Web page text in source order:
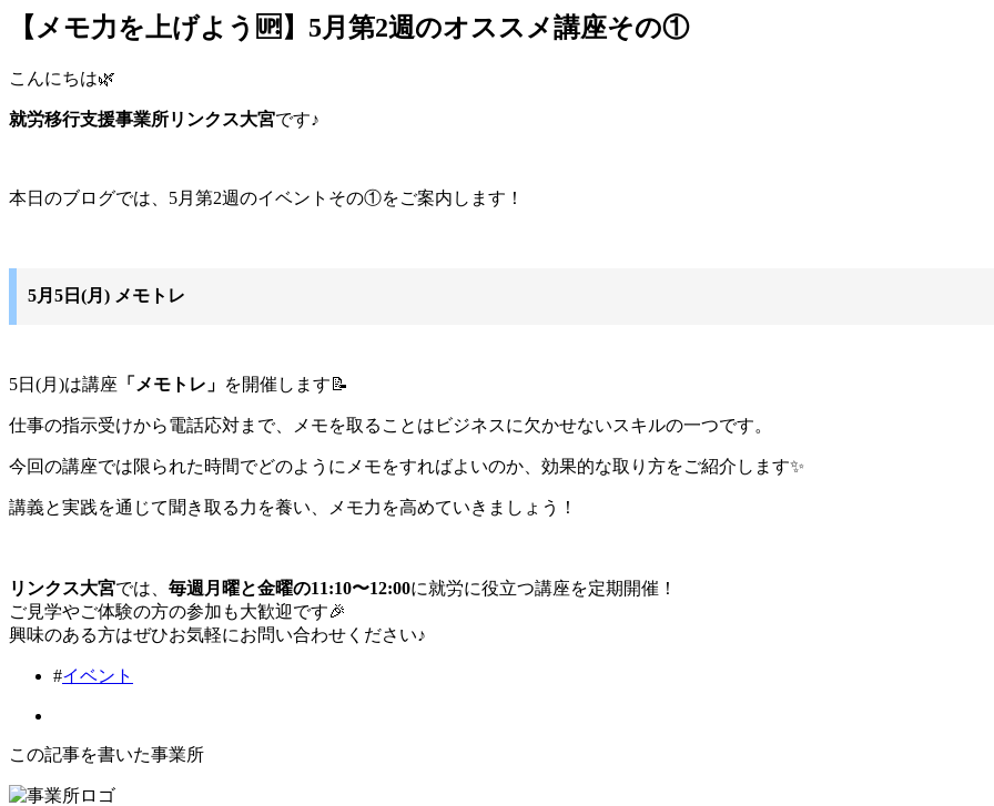
【メモ力を上げよう🆙】5月第2週のオススメ講座その①
こんにちは🌿
就労移行支援事業所リンクス大宮です♪
本日のブログでは、5月第2週のイベントその①をご案内します！
5月5日(月) メモトレ
5日(月)は講座 「メモトレ」 を開催します📝
仕事の指示受けから電話応対まで、メモを取ることはビジネスに欠かせないスキルの一つです。
今回の講座では限られた時間でどのようにメモをすればよいのか、効果的な取り方をご紹介します✨
講義と実践を通じて聞き取る力を養い、メモ力を高めていきましょう！
リンクス大宮では、 毎週月曜と金曜の11:10〜12:00に就労に役立つ講座を定期開催！
ご見学やご体験の方の参加も大歓迎です🎉
興味のある方はぜひお気軽にお問い合わせください♪
#イベント
この記事を書いた事業所